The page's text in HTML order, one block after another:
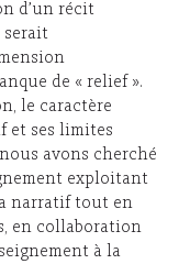
d’un récit
serait
de « relief ».
le caractère
et ses limites
avons cherché
exploitant
narratif tout en
en collaboration
à la